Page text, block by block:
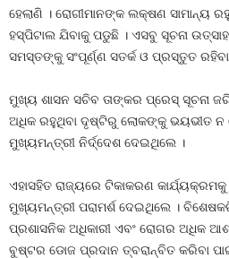
ହେଲାଣି । ରୋଗୀମାନଙ୍କ ଲକ୍ଷଣ ସାମାନ୍ୟ
ହସ୍‌ପିଟାଲ ଯିବାକୁ ପଡୁଛି । ଏସବୁ ସୂଚନା
ସମସ୍ତଙ୍କୁ ସଂପୂର୍ଣ୍ଣ ସତର୍କ ଓ ପ୍ରସ୍ତୁତ
ମୁଖ୍ୟ ଶାସନ ସଚିବ ତାଙ୍କର ପ୍ରେସ୍‌ ସୂଚନା
ଅଧିକ ରହୁଥିବା ଦୃଷ୍ଟିରୁ ଲୋକଙ୍କୁ ଭୟଭୀତ ନ
ମୁଖ୍ୟମନ୍ତ୍ରୀ ନିର୍ଦ୍ଦେଶ ଦେଇଥିଲେ ।
ଏହାସହିତ ରାଜ୍ୟରେ ଟିକାକରଣ
ମୁଖ୍ୟମନ୍ତ୍ରୀ ପରାମର୍ଶ ଦେଇଥିଲେ ।
ପ୍ରଶାସନିକ ଅଧିକାରୀ ଏବଂ ରୋଗର ଅଧିକ
ବୁଷ୍ଟର ଡୋଜ ପ୍ରଦାନ ତ୍ବରାନ୍ବିତ କରିବା